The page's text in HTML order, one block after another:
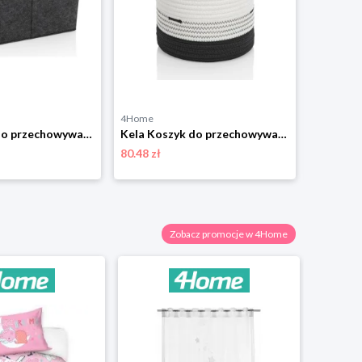
Kela Koszyk do przechowywania z uchwytami Fay, 35 x 25 cm, ciemnoszary KELA
4Home
Kela Koszyk do przechowywania Hedda, 20 cm KELA
80.48 zł
Zobacz promocje w 4Home